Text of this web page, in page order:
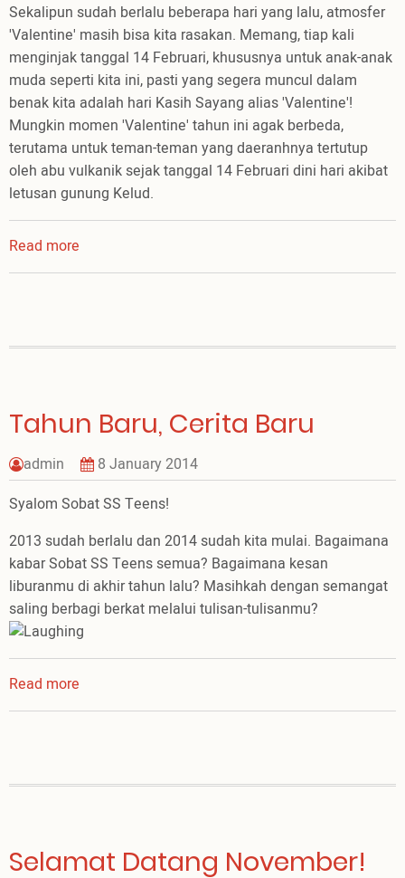
Sekalipun sudah berlalu beberapa hari yang lalu, atmosfer
'Valentine' masih bisa kita rasakan. Memang, tiap kali
menginjak tanggal 14 Februari, khususnya untuk anak-anak
muda seperti kita ini, pasti yang segera muncul dalam
benak kita adalah hari Kasih Sayang alias 'Valentine'!
Mungkin momen 'Valentine' tahun ini agak berbeda,
terutama untuk teman-teman yang daeranhnya tertutup
oleh abu vulkanik sejak tanggal 14 Februari dini hari akibat
letusan gunung Kelud.
Read more
Merayakan
Tahun Baru, Cerita Baru
admin
8 January 2014
Syalom Sobat SS Teens!
2013 sudah berlalu dan 2014 sudah kita mulai. Bagaimana
kabar Sobat SS Teens semua? Bagaimana kesan
liburanmu di akhir tahun lalu? Masihkah dengan semangat
saling berbagi berkat melalui tulisan-tulisanmu?
Read more
Tahun
Selamat Datang November!